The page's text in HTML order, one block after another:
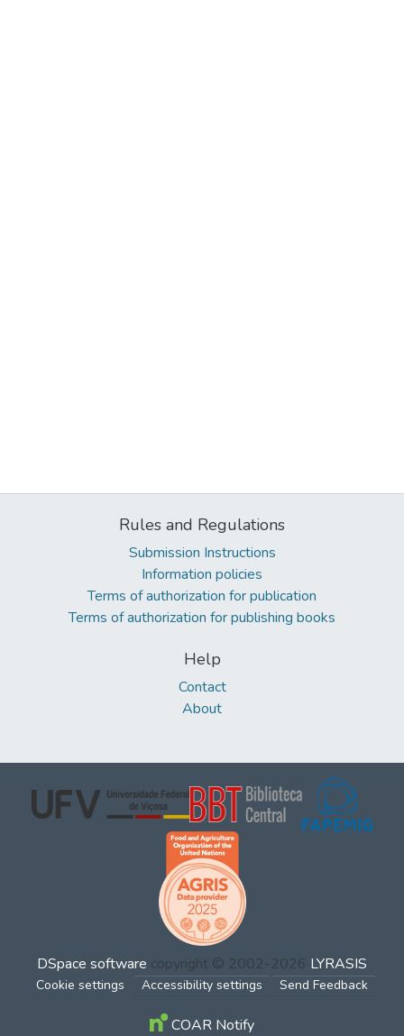
Rules and Regulations
Submission Instructions
Information policies
Terms of authorization for publication
Terms of authorization for publishing books
Help
Contact
About
DSpace software copyright © 2002-2026 LYRASIS
Cookie settings Accessibility settings Send Feedback
COAR Notify